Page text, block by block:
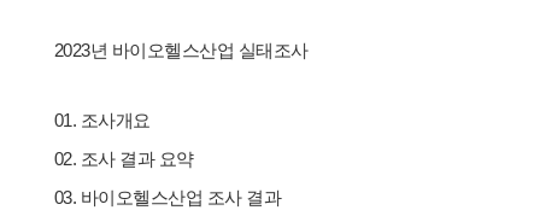
2023년 바이오헬스산업 실태조사
01. 조사개요
02. 조사 결과 요약
03. 바이오헬스산업 조사 결과